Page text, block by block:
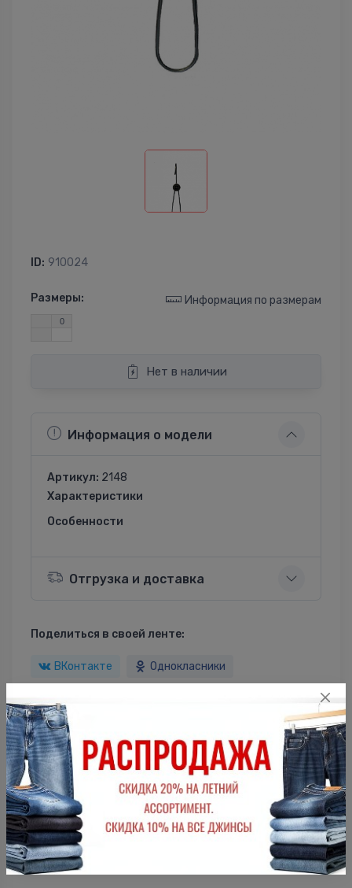
ID: 910024
Размеры: Информация по размерам
0
Нет в наличии
Информация о модели
Артикул: 2148
Характеристики
Особенности
Отгрузка и доставка
Поделиться в своей ленте:
ВКонтакте Однокласники
Описание
Крючок для денима